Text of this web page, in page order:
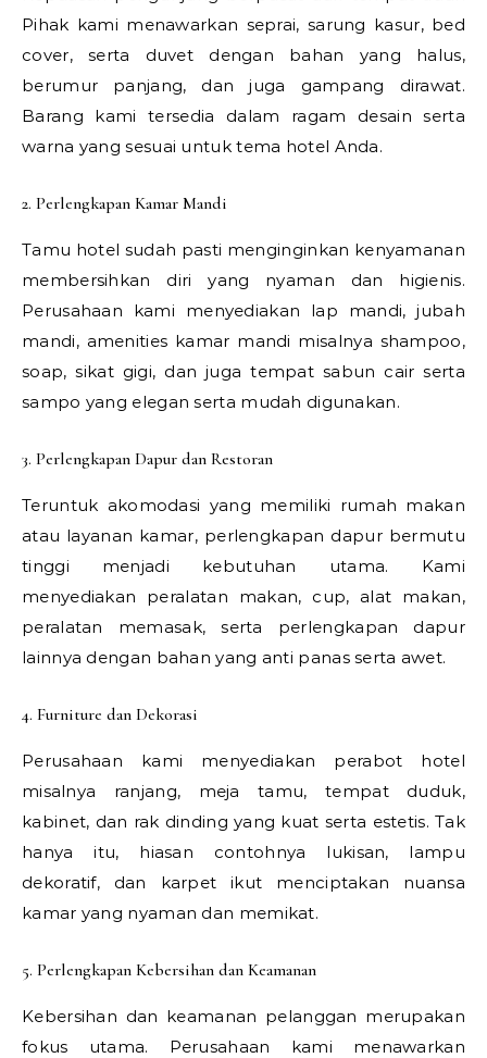
Pihak kami menawarkan seprai, sarung kasur, bed
cover, serta duvet dengan bahan yang halus,
berumur panjang, dan juga gampang dirawat.
Barang kami tersedia dalam ragam desain serta
warna yang sesuai untuk tema hotel Anda.
2. Perlengkapan Kamar Mandi
Tamu hotel sudah pasti menginginkan kenyamanan
membersihkan diri yang nyaman dan higienis.
Perusahaan kami menyediakan lap mandi, jubah
mandi, amenities kamar mandi misalnya shampoo,
soap, sikat gigi, dan juga tempat sabun cair serta
sampo yang elegan serta mudah digunakan.
3. Perlengkapan Dapur dan Restoran
Teruntuk akomodasi yang memiliki rumah makan
atau layanan kamar, perlengkapan dapur bermutu
tinggi menjadi kebutuhan utama. Kami
menyediakan peralatan makan, cup, alat makan,
peralatan memasak, serta perlengkapan dapur
lainnya dengan bahan yang anti panas serta awet.
4. Furniture dan Dekorasi
Perusahaan kami menyediakan perabot hotel
misalnya ranjang, meja tamu, tempat duduk,
kabinet, dan rak dinding yang kuat serta estetis. Tak
hanya itu, hiasan contohnya lukisan, lampu
dekoratif, dan karpet ikut menciptakan nuansa
kamar yang nyaman dan memikat.
5. Perlengkapan Kebersihan dan Keamanan
Kebersihan dan keamanan pelanggan merupakan
fokus utama. Perusahaan kami menawarkan